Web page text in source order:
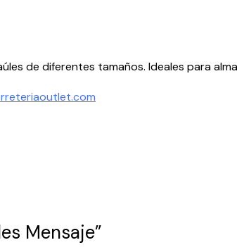
de diferentes tamaños. Ideales para
Mensaje”